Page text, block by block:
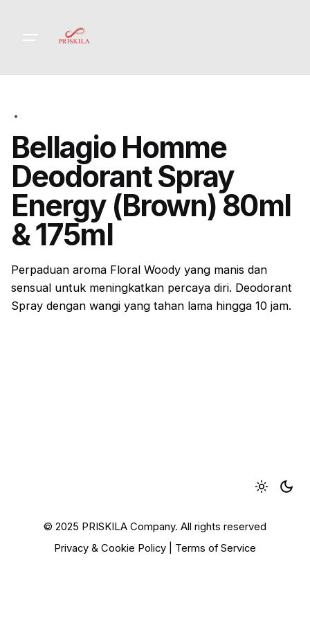
Bellagio Homme
Deodorant Spray
Energy (Brown) 80ml
& 175ml
Perpaduan aroma Floral Woody yang manis dan
sensual untuk meningkatkan percaya diri. Deodorant
Spray dengan wangi yang tahan lama hingga 10 jam.
© 2025 PRISKILA Company. All rights reserved
Privacy & Cookie Policy
Terms of Service